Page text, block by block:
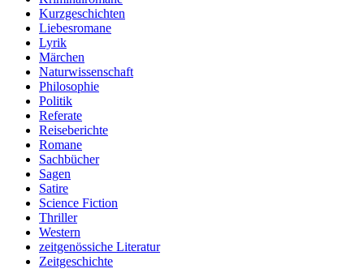
Kurzgeschichten
Liebesromane
Lyrik
Märchen
Naturwissenschaft
Philosophie
Politik
Referate
Reiseberichte
Romane
Sachbücher
Sagen
Satire
Science Fiction
Thriller
Western
zeitgenössiche Literatur
Zeitgeschichte